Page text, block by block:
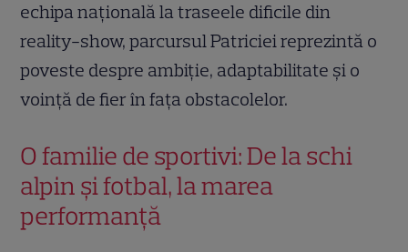
echipa națională la traseele dificile din
reality-show, parcursul Patriciei reprezintă o
poveste despre ambiție, adaptabilitate și o
voință de fier în fața obstacolelor.
O familie de sportivi: De la schi
alpin și fotbal, la marea
performanță